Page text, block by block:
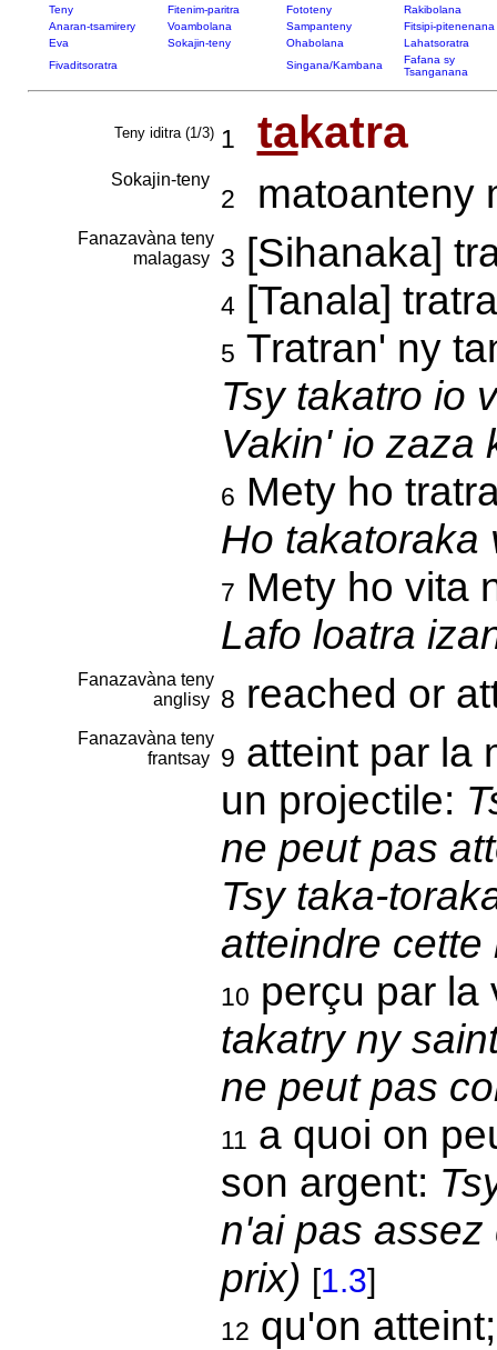
Teny Fitenim-paritra Fototeny
Rakibolana
Anaran-tsamirery
Voambolana Sampanteny
Fitsipi-pitenenana
Eva
Sokajin-teny Ohabolana
Lahatsoratra
Fivaditsoratra
Singana/Kambana
Fafana sy
Tsanganana
Teny iditra (1/3) 1 takatra
Sokajin-teny
2 matoanteny
Fanazavàna teny
malagasy
3 [Sihanaka]
4[Tanala]
5 Tratran' ny
Tsy takatro io
Vakin' io zaza
6 Mety ho
Ho takatoraka
7 Mety ho vita
Lafo loatra
Fanazavàna teny
anglisy
8 reached or
Fanazavàna teny
frantsay
9 atteint par la
un projectile:
ne peut pas
Tsy taka-
atteindre
10 perçu par
takatry ny
ne peut pas
11 a quoi on
son argent:
n'ai pas assez
prix) [1.3]
12 qu'on